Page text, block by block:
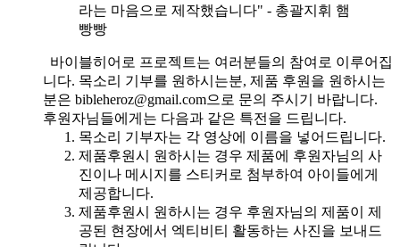
라는 마음으로 제작했습니다" - 총괄지휘 햄
빵빵
바이블히어로 프로젝트는 여러분들의 참여로 이루어집
니다. 목소리 기부를 원하시는분, 제품 후원을 원하시는
분은 bibleheroz@gmail.com으로 문의 주시기 바랍니다.
후원자님들에게는 다음과 같은 특전을 드립니다.
목소리 기부자는 각 영상에 이름을 넣어드립니다.
제품후원시 원하시는 경우 제품에 후원자님의 사
진이나 메시지를 스티커로 첨부하여 아이들에게
제공합니다.
제품후원시 원하시는 경우 후원자님의 제품이 제
공된 현장에서 엑티비티 활동하는 사진을 보내드